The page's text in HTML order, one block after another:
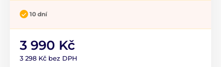
10 dní
3 990 Kč
3 298 Kč bez DPH